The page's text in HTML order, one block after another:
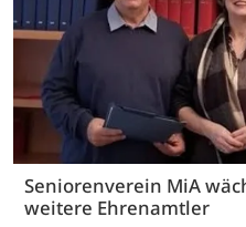
Seniorenverein MiA
weitere Ehrenamtler